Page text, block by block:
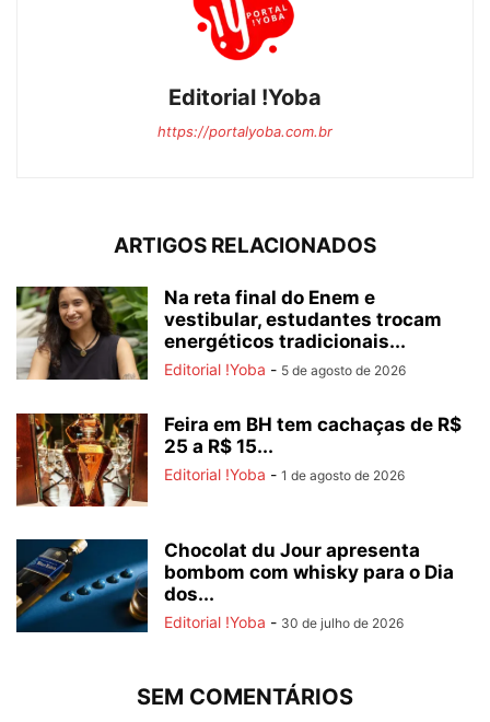
Editorial !Yoba
https://portalyoba.com.br
ARTIGOS RELACIONADOS
Na reta final do Enem e
vestibular, estudantes trocam
energéticos tradicionais...
Editorial !Yoba - 5 de agosto de 2026
Feira em BH tem cachaças de R$
25 a R$ 15...
Editorial !Yoba - 1 de agosto de 2026
Chocolat du Jour apresenta
bombom com whisky para o Dia
dos...
Editorial !Yoba - 30 de julho de 2026
SEM COMENTÁRIOS